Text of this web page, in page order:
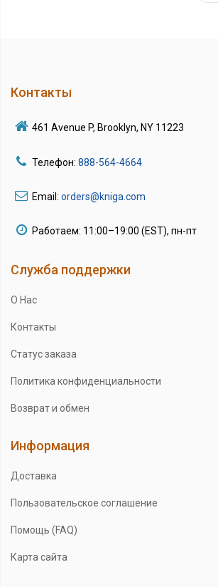
Контакты
461 Avenue P, Brooklyn, NY 11223
Телефон: 888-564-4664
Email: orders@kniga.com
Работаем: 11:00–19:00 (EST), пн-пт
Служба поддержки
О Нас
Контакты
Статус заказа
Политика конфиденциальности
Возврат и обмен
Информация
Доставка
Пользовательское соглашение
Помощь (FAQ)
Карта сайта